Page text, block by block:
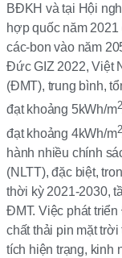
BĐKH và tại Hội
hợp quốc năm 2021
các-bon vào năm
Đức GIZ 2022, Việt
(ĐMT), trung bình,
đạt khoảng 5kWh/m2
đạt khoảng 4kWh/m2
hành nhiều chính
(NLTT), đặc biệt,
thời kỳ 2021-2030,
ĐMT. Việc phát
chất thải pin mặt
tích hiện trạng, kinh